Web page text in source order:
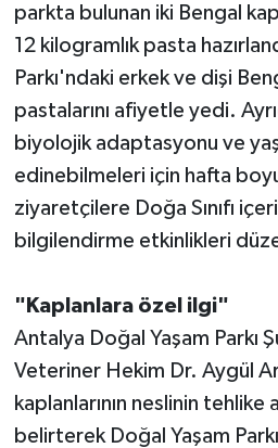
parkta bulunan iki Bengal
12 kilogramlık pasta
Parkı'ndaki erkek ve dişi
pastalarını afiyetle yedi.
biyolojik adaptasyonu ve
edinebilmeleri için hafta
ziyaretçilere Doğa Sınıfı
bilgilendirme etkinlikleri
"Kaplanlara özel ilgi"
Antalya Doğal Yaşam Parkı
Veteriner Hekim Dr. Aygül
kaplanlarının neslinin tehlike
belirterek Doğal Yaşam
Televizyon
Turizm
Yaşam